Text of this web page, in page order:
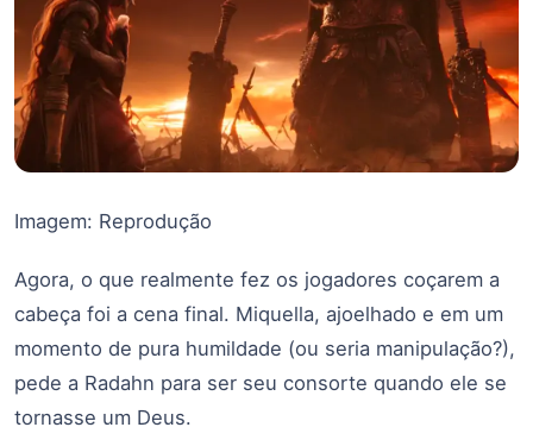
Imagem: Reprodução
Agora, o que realmente fez os jogadores coçarem a
cabeça foi a cena final. Miquella, ajoelhado e em um
momento de pura humildade (ou seria manipulação?),
pede a Radahn para ser seu consorte quando ele se
tornasse um Deus.